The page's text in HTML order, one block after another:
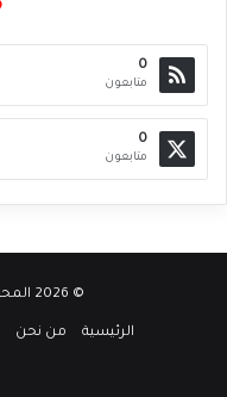
0
متابعون
0
متابعون
© 2026 المحور نيوز |
الرئيسية من نحن